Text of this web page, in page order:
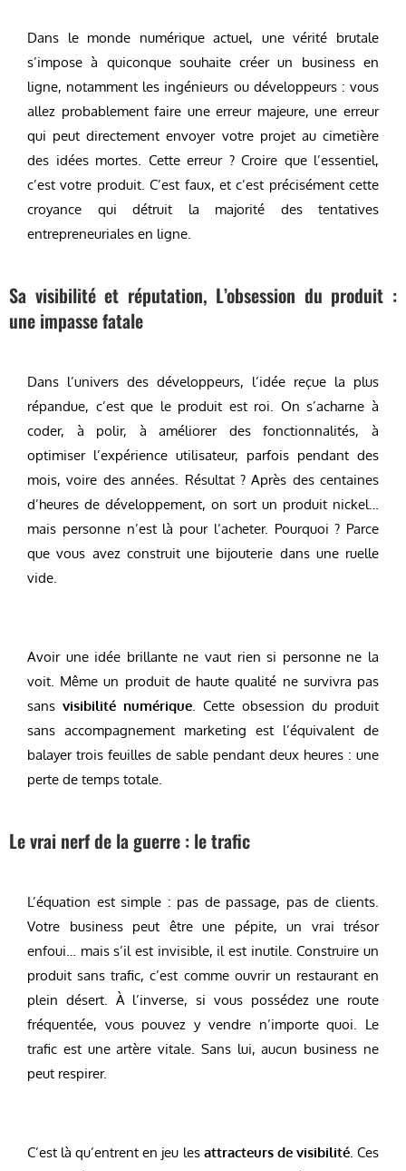
Dans le monde numérique actuel, une vérité brutale
s’impose à quiconque souhaite créer un business en
ligne, notamment les ingénieurs ou développeurs : vous
allez probablement faire une erreur majeure, une erreur
qui peut directement envoyer votre projet au cimetière
des idées mortes. Cette erreur ? Croire que l’essentiel,
c’est votre produit. C’est faux, et c’est précisément cette
croyance qui détruit la majorité des tentatives
entrepreneuriales en ligne.
Sa visibilité et réputation, L’obsession du produit :
une impasse fatale
Dans l’univers des développeurs, l’idée reçue la plus
répandue, c’est que le produit est roi. On s’acharne à
coder, à polir, à améliorer des fonctionnalités, à
optimiser l’expérience utilisateur, parfois pendant des
mois, voire des années. Résultat ? Après des centaines
d’heures de développement, on sort un produit nickel…
mais personne n’est là pour l’acheter. Pourquoi ? Parce
que vous avez construit une bijouterie dans une ruelle
vide.
Avoir une idée brillante ne vaut rien si personne ne la
voit. Même un produit de haute qualité ne survivra pas
sans visibilité numérique. Cette obsession du produit
sans accompagnement marketing est l’équivalent de
balayer trois feuilles de sable pendant deux heures : une
perte de temps totale.
Le vrai nerf de la guerre : le trafic
L’équation est simple : pas de passage, pas de clients.
Votre business peut être une pépite, un vrai trésor
enfoui… mais s’il est invisible, il est inutile. Construire un
produit sans trafic, c’est comme ouvrir un restaurant en
plein désert. À l’inverse, si vous possédez une route
fréquentée, vous pouvez y vendre n’importe quoi. Le
trafic est une artère vitale. Sans lui, aucun business ne
peut respirer.
C’est là qu’entrent en jeu les attracteurs de visibilité. Ces